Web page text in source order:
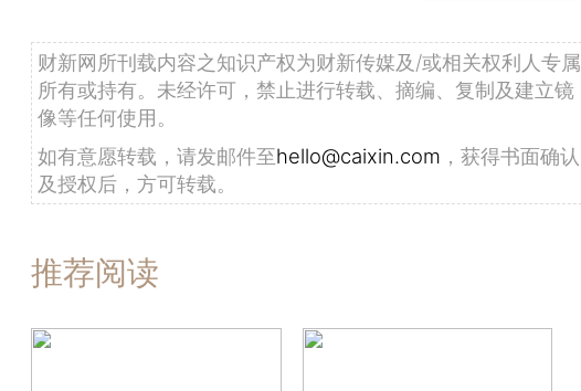
财新网所刊载内容之知识产权为财新传媒及/或相关权利人专属
所有或持有。未经许可，禁止进行转载、摘编、复制及建立镜
像等任何使用。
如有意愿转载，请发邮件至hello@caixin.com ，获得书面确认
及授权后，方可转载。
推荐阅读